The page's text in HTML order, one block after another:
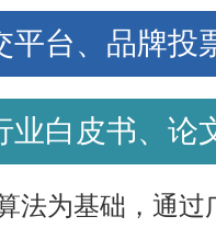
平台、品牌投
业白皮书、论
法为基础，通